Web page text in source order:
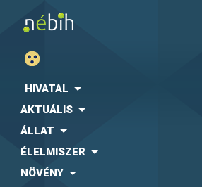
HIVATAL
AKTUÁLIS
ÁLLAT
ÉLELMISZER
NÖVÉNY